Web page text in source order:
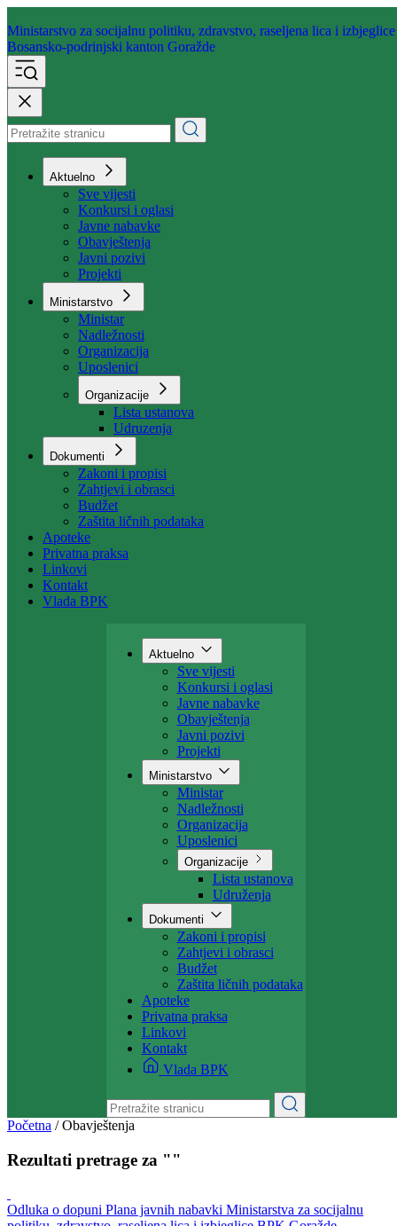
Ministarstvo za socijalnu politiku,
Bosansko-podrinjski kanton Goražde
Aktuelno
Sve vijesti
Konkursi i oglasi
Javne nabavke
Obavještenja
Javni pozivi
Projekti
Ministarstvo
Ministar
Organizacija
Uposlenici
Organizacije
Lista ustanova
Udruzenja
Dokumenti
Zakoni i propisi
Zahtjevi i obrasci
Budžet
Zaštita ličnih podataka
Apoteke
Privatna praksa
Aktuelno
Sve vijesti
Konkursi i oglasi
Javne nabavke
Obavještenja
Javni pozivi
Projekti
Ministarstvo
Ministar
Nadležnosti
Organizacija
Uposlenici
Organizacije
Lista ustanova
Udruženja
Dokumenti
Zakoni i propisi
Zahtjevi i obrasci
Budžet
Zaštita ličnih podataka
Apoteke
Privatna praksa
Linkovi
Kontakt
Vlada BPK
Obavještenja
Rezultati pretrage za ""